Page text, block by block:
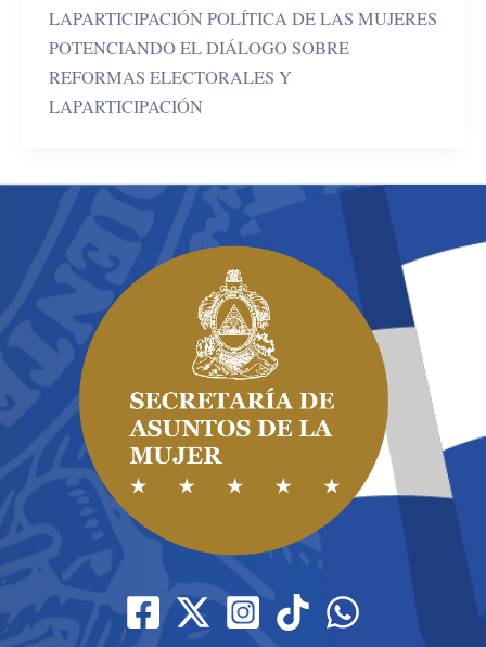
LAPARTICIPACIÓN POLÍTICA DE LAS MUJERES
POTENCIANDO EL DIÁLOGO SOBRE
REFORMAS ELECTORALES Y
LAPARTICIPACIÓN